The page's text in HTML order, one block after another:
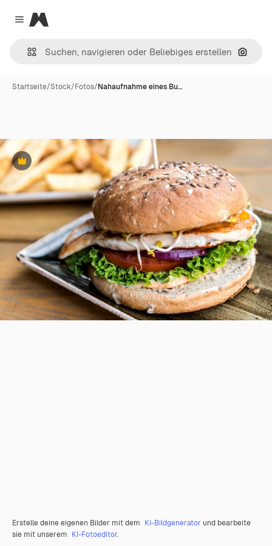
Close menu
Magnific
Nach
Startseite/Stock/Fotos/Nahaufnahme eines Bu…
Premium
Erstelle deine eigenen Bilder mit dem KI-Bildgenerator und bearbeite
sie mit unserem KI-Fotoeditor.